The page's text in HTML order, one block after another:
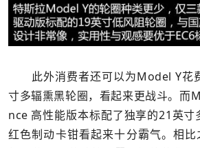
此外消费者还可以为Model Y花
寸多辐熏黑轮圈，看起来更战斗。
nce 高性能版本标配了独享的21英寸
红色制动卡钳看起来十分霸气。相比